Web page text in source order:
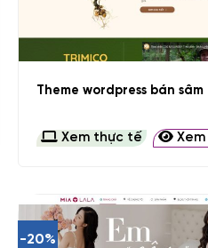
Theme wordpress bán
Xem thực tế
-20%